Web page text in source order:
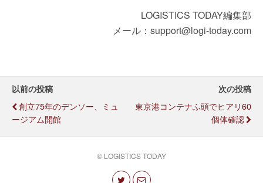
LOGISTICS TODAY編集部
メール：support@logi-today.com
以前の投稿
創立75年のデンソー、ミュ
ージアム開館
次の投稿
東京港コンテナふ頭でヒアリ60
個体確認
© LOGISTICS TODAY